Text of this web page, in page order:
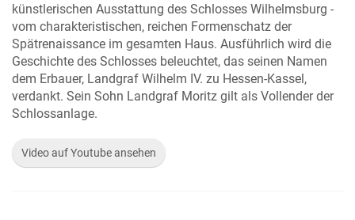
künstlerischen Ausstattung des Schlosses Wilhelmsburg -
vom charakteristischen, reichen Formenschatz der
Spätrenaissance im gesamten Haus. Ausführlich wird die
Geschichte des Schlosses beleuchtet, das seinen Namen
dem Erbauer, Landgraf Wilhelm IV. zu Hessen-Kassel,
verdankt. Sein Sohn Landgraf Moritz gilt als Vollender der
Schlossanlage.
Video auf Youtube ansehen